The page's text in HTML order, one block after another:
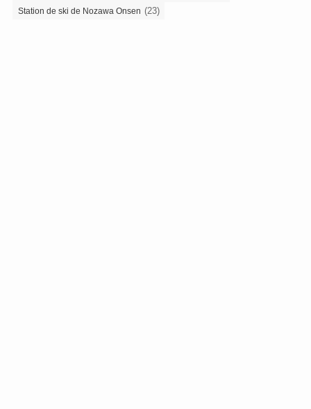
Station de ski de Nozawa Onsen (23)